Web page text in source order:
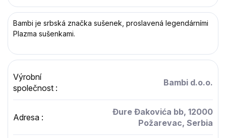
Bambi je srbská značka sušenek, proslavená legendárními
Plazma sušenkami.
Výrobní
společnost :
Bambi d.o.o.
Adresa :
Đure Đakovića bb, 12000
Požarevac, Serbia